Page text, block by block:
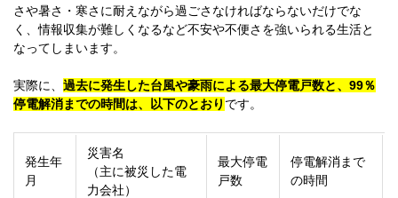
さや暑さ・寒さに耐えながら過ごさなければならないだけでな
く、情報収集が難しくなるなど不安や不便さを強いられる生活と
なってしまいます。
実際に、 過去に発生した台風や豪雨による最大停電戸数と、99％
停電解消までの時間は、以下のとおり です。
発生年
月
災害名
（主に被災した電
力会社）
最大停電
戸数
停電解消まで
の時間